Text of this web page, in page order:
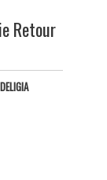
Retour